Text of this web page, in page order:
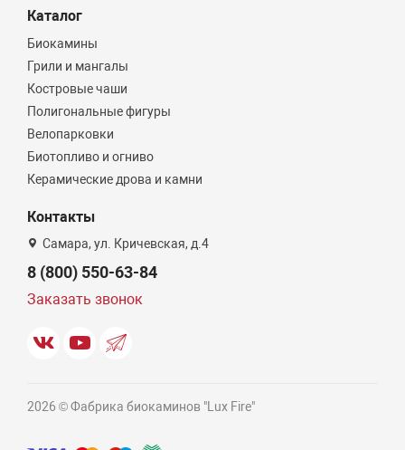
Каталог
Биокамины
Грили и мангалы
Костровые чаши
Полигональные фигуры
Велопарковки
Биотопливо и огниво
Керамические дрова и камни
Контакты
Самара, ул. Кричевская, д.4
8 (800) 550-63-84
Заказать звонок
2026 © Фабрика биокаминов "Lux Fire"